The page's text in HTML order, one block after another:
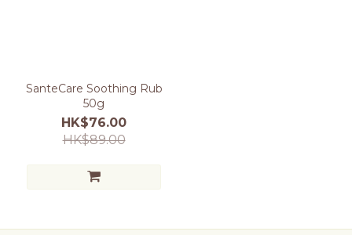
SanteCare Soothing Rub
50g
HK$76.00
HK$89.00